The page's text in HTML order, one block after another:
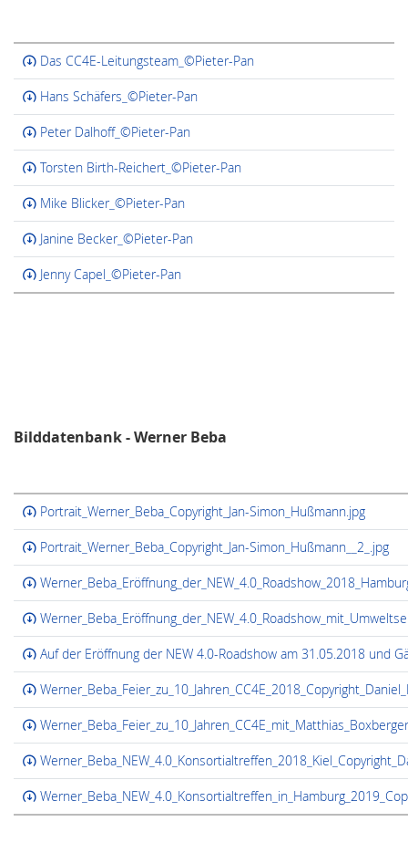
Das CC4E-Leitungsteam_©Pieter-Pan
Hans Schäfers_©Pieter-Pan
Peter Dalhoff_©Pieter-Pan
Torsten Birth-Reichert_©Pieter-Pan
Mike Blicker_©Pieter-Pan
Janine Becker_©Pieter-Pan
Jenny Capel_©Pieter-Pan
Bilddatenbank - Werner Beba
Portrait_Werner_Beba_Copyright_Jan-Simon_Hußmann.jpg
Portrait_Werner_Beba_Copyright_Jan-Simon_Hußmann__2_.jpg
Auf der Eröffnung der NEW 4.0-Roadshow am 31.05.2018 und